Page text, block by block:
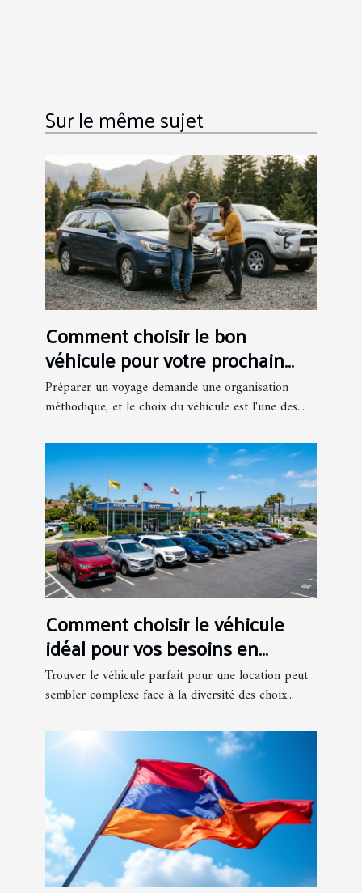
Sur le même sujet
Comment choisir le bon
véhicule pour votre prochain
voyage ?
Préparer un voyage demande une organisation
méthodique, et le choix du véhicule est l'une des...
Comment choisir le véhicule
idéal pour vos besoins en
location ?
Trouver le véhicule parfait pour une location peut
sembler complexe face à la diversité des choix...